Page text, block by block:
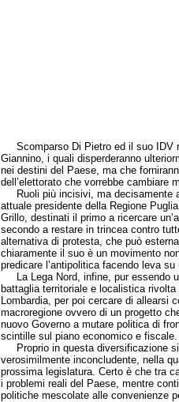
Scomparso Di Pietro ed il suo IDV
Giannino, i quali disperderanno
nei destini del Paese, ma che
dell’elettorato che vorrebbe cambiare
Ruoli più incisivi, ma decisamente
attuale presidente della Regione
Grillo, destinati il primo a ricercare
secondo a restare in trincea contro
alternativa di protesta, che può
chiaramente il suo è un movimento
predicare l’antipolitica facendo leva
La Lega Nord, infine, pur essendo
battaglia territoriale e localistica
Lombardia, per poi cercare di allearsi
macroregione ovvero di un progetto
nuovo Governo a mutare politica di
scintille sul piano economico e fiscale.
Proprio in questa diversificazione si
verosimilmente inconcludente, nella
prossima legislatura. Certo è che tra
i problemi reali del Paese, mentre
politiche mescolate alle convenienze